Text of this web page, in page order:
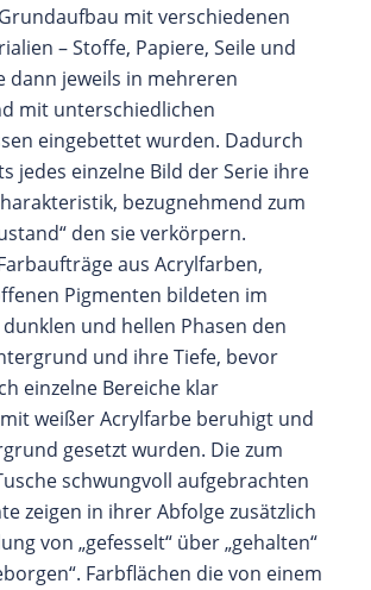
mit verschiedenen
– Stoffe, Papiere, Seile und
dann jeweils in mehreren
mit unterschiedlichen
eingebettet wurden. Dadurch
jedes einzelne Bild der Serie ihre
bezugnehmend zum
den sie verkörpern.
aus Acrylfarben,
Pigmenten bildeten im
und hellen Phasen den
und ihre Tiefe, bevor
einzelne Bereiche klar
weißer Acrylfarbe beruhigt und
gesetzt wurden. Die zum
schwungvoll aufgebrachten
zeigen in ihrer Abfolge zusätzlich
von „gefesselt“ über „gehalten“
Farbflächen die von einem